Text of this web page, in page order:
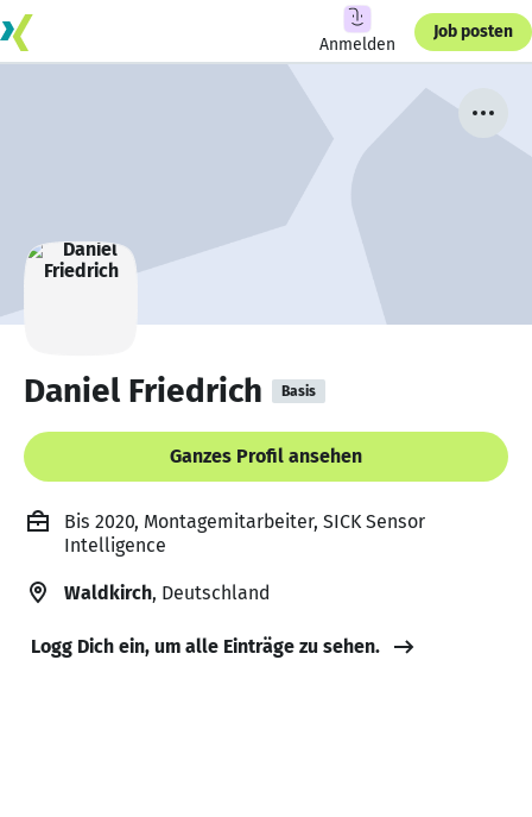
Anmelden
Job posten
Daniel Friedrich Basis
Ganzes Profil ansehen
Bis 2020, Montagemitarbeiter, SICK Sensor
Intelligence
Waldkirch, Deutschland
Logg Dich ein, um alle Einträge zu sehen.